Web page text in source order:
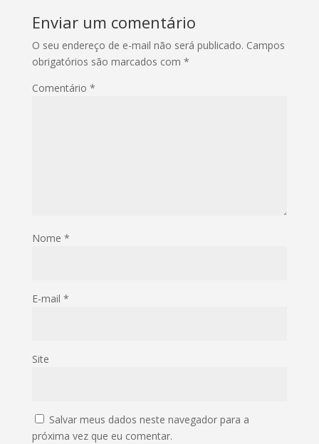
Enviar um comentário
O seu endereço de e-mail não será publicado. Campos
obrigatórios são marcados com *
Comentário *
Nome *
E-mail *
Site
Salvar meus dados neste navegador para a
próxima vez que eu comentar.